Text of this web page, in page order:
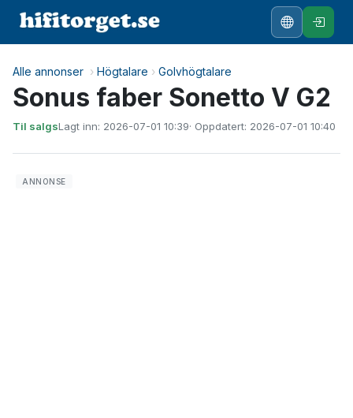
Alle annonser › Högtalare › Golvhögtalare
Sonus faber Sonetto V G2
Til salgsLagt inn: 2026-07-01 10:39· Oppdatert: 2026-07-01 10:40